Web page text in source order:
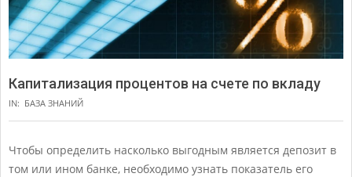
Капитализация процентов на счете по вкладу
IN: БАЗА ЗНАНИЙ
Чтобы определить насколько выгодным является депозит в
том или ином банке, необходимо узнать показатель его